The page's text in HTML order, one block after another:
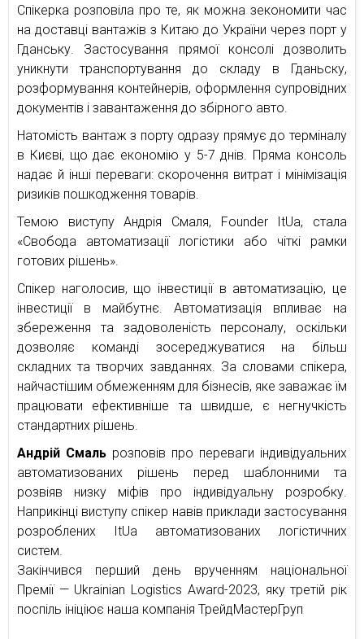
Спікерка розповіла про те, як можна зекономити час
на доставці вантажів з Китаю до України через порт у
Гданську. Застосування прямої консолі дозволить
уникнути транспортування до складу в Гданьску,
розформування контейнерів, оформлення супровідних
документів і завантаження до збірного авто.
Натомість вантаж з порту одразу прямує до терміналу
в Києві, що дає економію у 5-7 днів. Пряма консоль
надає й інші переваги: скорочення витрат і мінімізація
ризиків пошкодження товарів.
Темою виступу Андрія Смаля, Founder ItUa, стала
«Свобода автоматизації логістики або чіткі рамки
готових рішень».
Спікер наголосив, що інвестиції в автоматизацію, це
інвестиції в майбутнє. Автоматизація впливає на
збереження та задоволеність персоналу, оскільки
дозволяє команді зосереджуватися на більш
складних та творчих завданнях. За словами спікера,
найчастішим обмеженням для бізнесів, яке заважає їм
працювати ефективніше та швидше, є негнучкість
стандартних рішень.
Андрій Смаль розповів про переваги індивідуальних
автоматизованих рішень перед шаблонними та
розвіяв низку міфів про індивідуальну розробку.
Наприкінці виступу спікер навів приклади застосування
розроблених ItUa автоматизованих логістичних
систем.
Закінчився перший день врученням національної
Премії — Ukrainian Logistics Award-2023, яку третій рік
поспіль ініціює наша компанія ТрейдМастерГруп